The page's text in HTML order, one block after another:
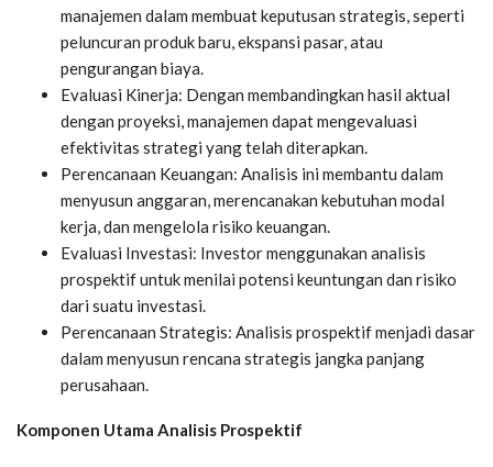
manajemen dalam membuat keputusan strategis, seperti
peluncuran produk baru, ekspansi pasar, atau
pengurangan biaya.
Evaluasi Kinerja: Dengan membandingkan hasil aktual
dengan proyeksi, manajemen dapat mengevaluasi
efektivitas strategi yang telah diterapkan.
Perencanaan Keuangan: Analisis ini membantu dalam
menyusun anggaran, merencanakan kebutuhan modal
kerja, dan mengelola risiko keuangan.
Evaluasi Investasi: Investor menggunakan analisis
prospektif untuk menilai potensi keuntungan dan risiko
dari suatu investasi.
Perencanaan Strategis: Analisis prospektif menjadi dasar
dalam menyusun rencana strategis jangka panjang
perusahaan.
Komponen Utama Analisis Prospektif